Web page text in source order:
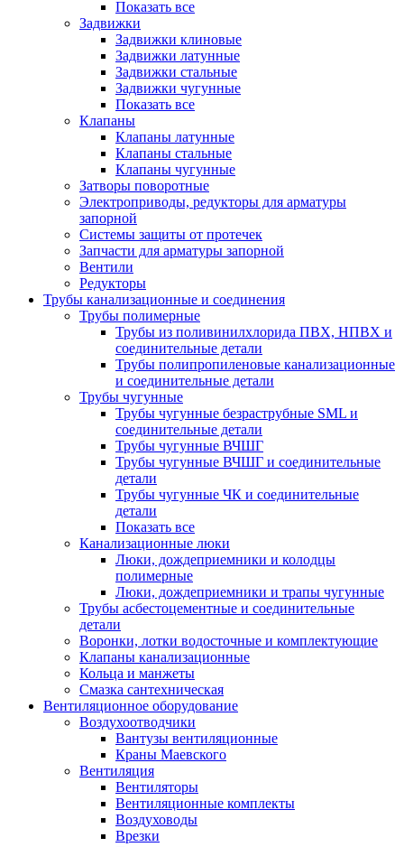
Показать все
Задвижки
Задвижки клиновые
Задвижки латунные
Задвижки стальные
Задвижки чугунные
Показать все
Клапаны
Клапаны латунные
Клапаны стальные
Клапаны чугунные
Затворы поворотные
Электроприводы, редукторы для арматуры
запорной
Системы защиты от протечек
Запчасти для арматуры запорной
Вентили
Редукторы
Трубы канализационные и соединения
Трубы полимерные
Трубы из поливинилхлорида ПВХ, НПВХ и
соединительные детали
Трубы полипропиленовые канализационные
и соединительные детали
Трубы чугунные
Трубы чугунные безраструбные SML и
соединительные детали
Трубы чугунные ВЧШГ
Трубы чугунные ВЧШГ и соединительные
детали
Трубы чугунные ЧК и соединительные
детали
Показать все
Канализационные люки
Люки, дождеприемники и колодцы
полимерные
Люки, дождеприемники и трапы чугунные
Трубы асбестоцементные и соединительные
детали
Воронки, лотки водосточные и комплектующие
Клапаны канализационные
Кольца и манжеты
Смазка сантехническая
Вентиляционное оборудование
Воздухоотводчики
Вантузы вентиляционные
Краны Маевского
Вентиляция
Вентиляторы
Вентиляционные комплекты
Воздуховоды
Врезки